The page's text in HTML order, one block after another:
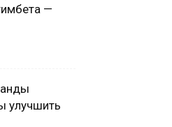
—
улучшить